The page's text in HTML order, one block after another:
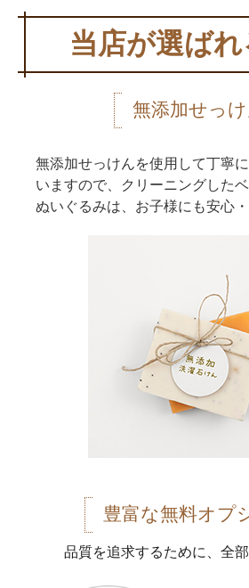
当店が選ば
無添加せっ
無添加せっけんを使用して丁寧
いますので、クリーニングした
ぬいぐるみは、お子様にも安心・
豊富な無料オプ
品質を追求するために、全